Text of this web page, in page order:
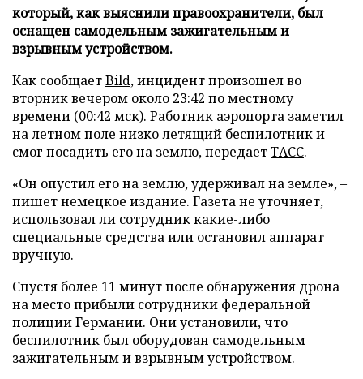
который, как выяснили правоохранители, был
оснащен самодельным зажигательным и
взрывным устройством.
Как сообщаетBild, инцидент произошел во
вторник вечером около 23:42 по местному
времени (00:42 мск). Работник аэропорта заметил
на летном поле низко летящий беспилотник и
смог посадить его на землю, передаетТАСС.
«Он опустил его на землю, удерживал на земле», –
пишет немецкое издание. Газета не уточняет,
использовал ли сотрудник какие-либо
специальные средства или остановил аппарат
вручную.
Спустя более 11 минут после обнаружения дрона
на место прибыли сотрудники федеральной
полиции Германии. Они установили, что
беспилотник был оборудован самодельным
зажигательным и взрывным устройством.